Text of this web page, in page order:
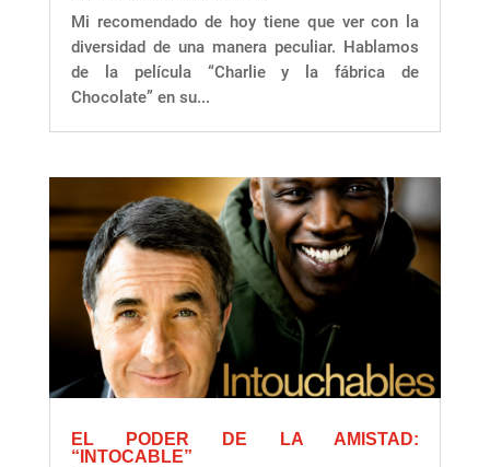
Mi recomendado de hoy tiene que ver con la
diversidad de una manera peculiar. Hablamos
de la película “Charlie y la fábrica de
Chocolate” en su...
EL PODER DE LA AMISTAD:
“INTOCABLE”